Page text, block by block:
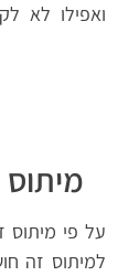
ואפילו לא
מיתוס 1 – ערבוב המדד עם ריבית
על פי מיתוס